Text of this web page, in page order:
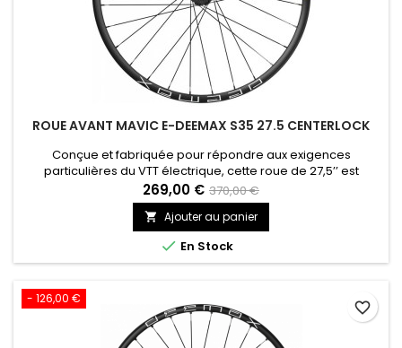
ROUE AVANT MAVIC E-DEEMAX S35 27.5 CENTERLOCK
Conçue et fabriquée pour répondre aux exigences
particulières du VTT électrique, cette roue de 27,5’’ est
équipée de jantes en aluminium avec système de protection
contre les crevaisons par pincement, et de toutes les
dernières technologies Mavic.
269,00 € 370,00 €
 Ajouter au panier
 En Stock
- 126,00 €
favorite_border